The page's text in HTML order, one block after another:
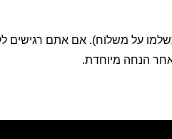
על משלוח). אם אתם רגישים